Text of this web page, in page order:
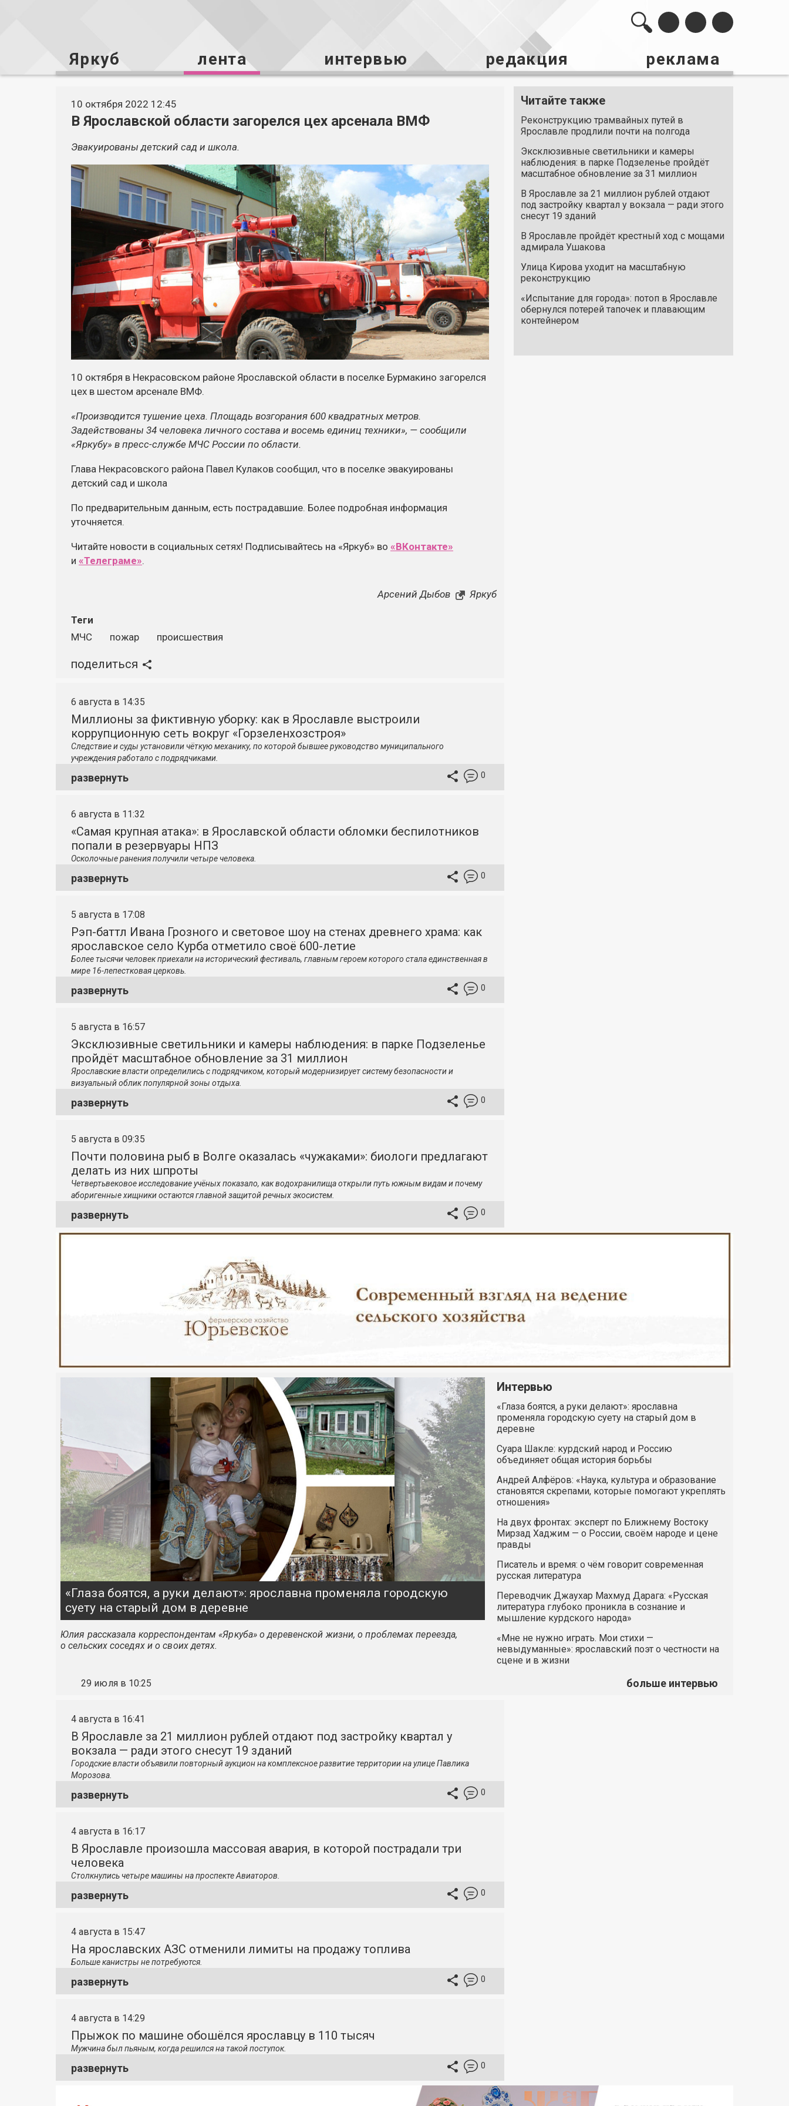
Яркуб лента интервью редакция реклама
10 октября 2022 12:45
В Ярославской области загорелся цех арсенала ВМФ
Эвакуированы детский сад и школа.
10 октября в Некрасовском районе Ярославской области в поселке Бурмакино загорелся
цех в шестом арсенале ВМФ.
«Производится тушение цеха. Площадь возгорания 600 квадратных метров.
Задействованы 34 человека личного состава и восемь единиц техники», — сообщили
«Яркубу» в пресс-службе МЧС России по области.
Глава Некрасовского района Павел Кулаков сообщил, что в поселке эвакуированы
детский сад и школа
По предварительным данным, есть пострадавшие. Более подробная информация
уточняется.
Читайте новости в социальных сетях! Подписывайтесь на «Яркуб» во «ВКонтакте»
и «Телеграме».
Арсений Дыбов Яркуб
Теги
МЧС
пожар происшествия
поделиться
Читайте также
Реконструкцию трамвайных путей в
Ярославле продлили почти на полгода
Эксклюзивные светильники и камеры
наблюдения: в парке Подзеленье пройдёт
масштабное обновление за 31 миллион
В Ярославле за 21 миллион рублей отдают
под застройку квартал у вокзала — ради этого
снесут 19 зданий
В Ярославле пройдёт крестный ход с мощами
адмирала Ушакова
Улица Кирова уходит на масштабную
реконструкцию
«Испытание для города»: потоп в Ярославле
обернулся потерей тапочек и плавающим
контейнером
6 августа в 14:35
Миллионы за фиктивную уборку: как в Ярославле выстроили
коррупционную сеть вокруг «Горзеленхозстроя»
Следствие и суды установили чёткую механику, по которой бывшее руководство муниципального
учреждения работало с подрядчиками.
развернуть 0
6 августа в 11:32
«Самая крупная атака»: в Ярославской области обломки беспилотников
попали в резервуары НПЗ
Осколочные ранения получили четыре человека.
развернуть 0
5 августа в 17:08
Рэп-баттл Ивана Грозного и световое шоу на стенах древнего храма: как
ярославское село Курба отметило своё 600-летие
Более тысячи человек приехали на исторический фестиваль, главным героем которого стала единственная в
мире 16-лепестковая церковь.
развернуть 0
5 августа в 16:57
Эксклюзивные светильники и камеры наблюдения: в парке Подзеленье
пройдёт масштабное обновление за 31 миллион
Ярославские власти определились с подрядчиком, который модернизирует систему безопасности и
визуальный облик популярной зоны отдыха.
развернуть 0
5 августа в 09:35
Почти половина рыб в Волге оказалась «чужаками»: биологи предлагают
делать из них шпроты
Четвертьвековое исследование учёных показало, как водохранилища открыли путь южным видам и почему
аборигенные хищники остаются главной защитой речных экосистем.
развернуть 0
«Глаза боятся, а руки делают»: ярославна променяла городскую
суету на старый дом в деревне
Юлия рассказала корреспондентам «Яркуба» о деревенской жизни, о проблемах переезда,
о сельских соседях и о своих детях.
29 июля в 10:25
Интервью
«Глаза боятся, а руки делают»: ярославна
променяла городскую суету на старый дом в
деревне
Суара Шакле: курдский народ и Россию
объединяет общая история борьбы
Андрей Алфёров: «Наука, культура и образование
становятся скрепами, которые помогают укреплять
отношения»
На двух фронтах: эксперт по Ближнему Востоку
Мирзад Хаджим — о России, своём народе и цене
правды
Писатель и время: о чём говорит современная
русская литература
Переводчик Джаухар Махмуд Дарага: «Русская
литература глубоко проникла в сознание и
мышление курдского народа»
«Мне не нужно играть. Мои стихи —
невыдуманные»: ярославский поэт о честности на
сцене и в жизни
больше интервью
4 августа в 16:41
В Ярославле за 21 миллион рублей отдают под застройку квартал у
вокзала — ради этого снесут 19 зданий
Городские власти объявили повторный аукцион на комплексное развитие территории на улице Павлика
Морозова.
развернуть 0
4 августа в 16:17
В Ярославле произошла массовая авария, в которой пострадали три
человека
Столкнулись четыре машины на проспекте Авиаторов.
развернуть 0
4 августа в 15:47
На ярославских АЗС отменили лимиты на продажу топлива
Больше канистры не потребуются.
развернуть 0
4 августа в 14:29
Прыжок по машине обошёлся ярославцу в 110 тысяч
Мужчина был пьяным, когда решился на такой поступок.
развернуть 0